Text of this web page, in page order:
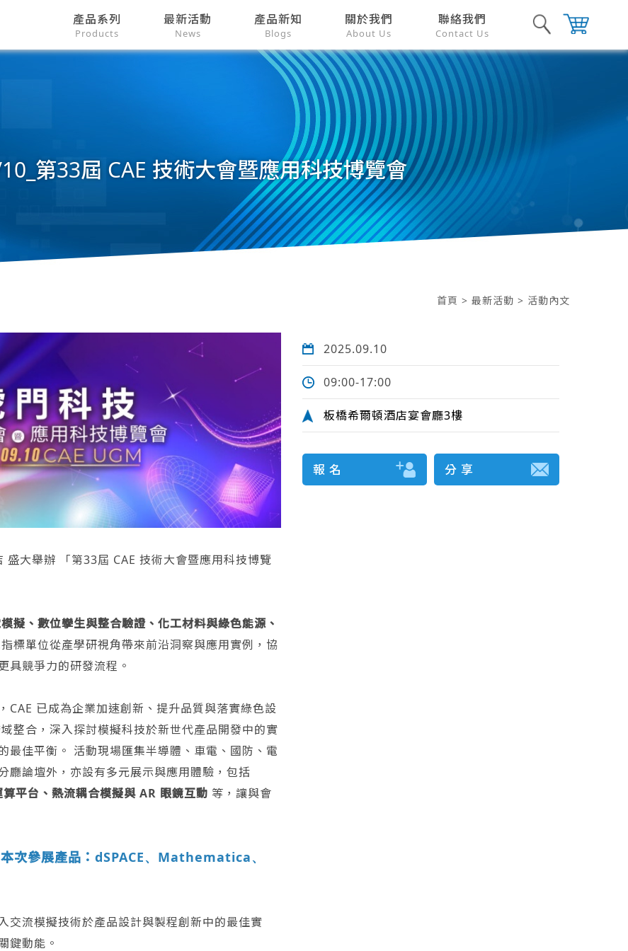
產品系列
Products
最新活動
News
產品新知
Blogs
關於我們
About Us
聯絡我們
Contact Us
10_第33屆 CAE 技術大會暨應用科技博覽會
首頁 > 最新活動 > 活動內文
大舉辦 「第33屆 CAE 技術大會暨應用科技博覽
擬、數位孿生與整合驗證、化工材料與綠色能源、
標單位從產學研視角帶來前沿洞察與應用實例，協
具競爭力的研發流程。
已成為企業加速創新、提升品質與落實綠色設
整合，深入探討模擬科技於新世代產品開發中的實
最佳平衡。 活動現場匯集半導體、車電、國防、電
廳論壇外，亦設有多元展示與應用體驗，包括
平台、熱流耦合模擬與 AR 眼鏡互動 等，讓與會
次參展產品：dSPACE 、 Mathematica 、
交流模擬技術於產品設計與製程創新中的最佳實
鍵動能。
2025.09.10
09:00-17:00
板橋希爾頓酒店宴會廳3樓
報 名 分 享